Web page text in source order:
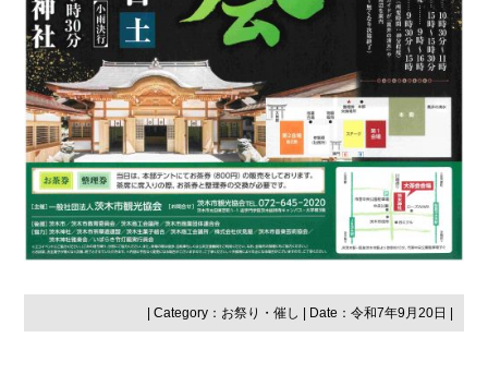
| Category： お祭り・催し | Date：令和7年9月20日 |